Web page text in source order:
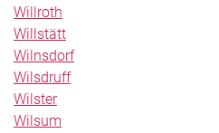
Willroth
Willstätt
Wilnsdorf
Wilsdruff
Wilster
Wilsum